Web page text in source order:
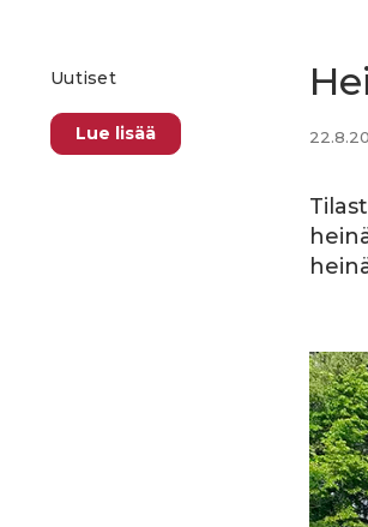
Uutiset
Lue lisää